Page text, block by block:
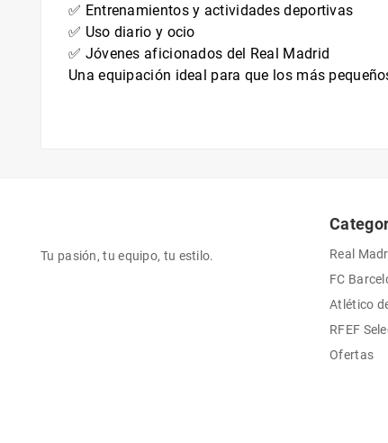
✅ Entrenamientos y actividades deportivas
✅ Uso diario y ocio
✅ Jóvenes aficionados del Real Madrid
Una equipación ideal para que los más
Tu pasión, tu equipo, tu estilo.
Real
FC
Atlético
RFEF
Ofertas